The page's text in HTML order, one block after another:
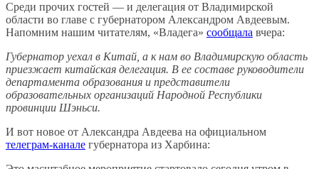
Среди прочих гостей — и делегация от Владимирской
области во главе с губернатором Александром Авдеевым.
Напомним нашим читателям, «Владега» сообщала вчера:
Губернатор уехал в Китай, а к нам во Владимирскую область
приезжает китайская делегация. В ее составе руководители
департамента образования и представители
образовательных организаций Народной Республики
провинции Шэньси.
И вот новое от Александра Авдеева на официальном
телеграм-канале губернатора из Харбина: